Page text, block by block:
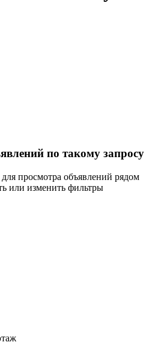
по такому запросу
просмотра объявлений рядом
или изменить фильтры